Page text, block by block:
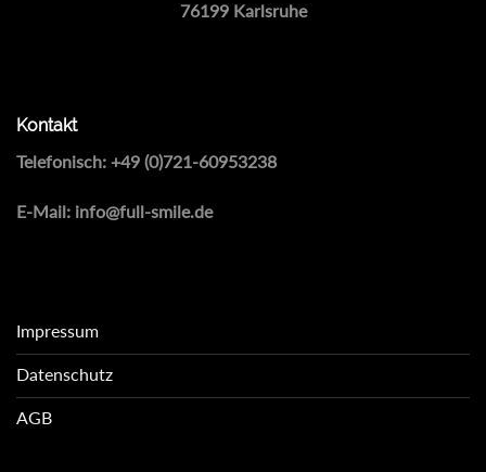
76199 Karlsruhe
Kontakt
Telefonisch: +49 (0)721-60953238
E-Mail: info@full-smile.de
Impressum
Datenschutz
AGB